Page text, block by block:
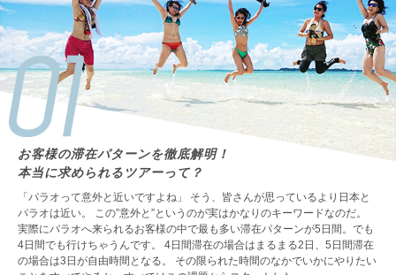
お客様の滞在パターンを徹底解明！
本当に求められるツアーって？
「パラオって意外と近いですよね」 そう、皆さんが思っているより日本と
パラオは近い。 この”意外と”というのが実はかなりのキーワードなのだ。
実際にパラオへ来られるお客様の中で最も多い滞在パターンが5日間。でも
4日間でも行けちゃうんです。 4日間滞在の場合はまるまる2日、5日間滞在
の場合は3日が自由時間となる。 その限られた時間のなかでいかにやりたい